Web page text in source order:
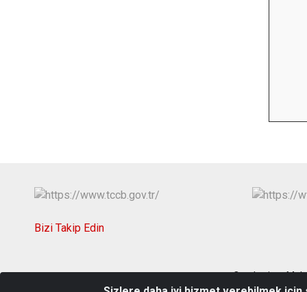
Bizi Takip Edin
Cumhuriyet